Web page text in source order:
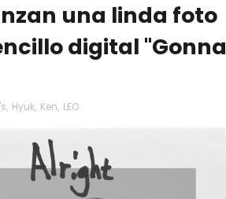
una linda foto
digital "Gonna
, Hyuk, Ken, LEO